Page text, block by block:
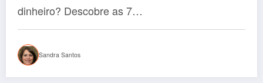
dinheiro? Descobre as 7…
Sandra Santos